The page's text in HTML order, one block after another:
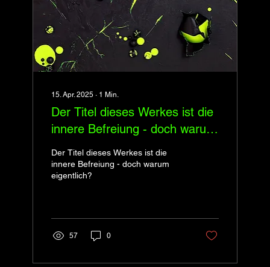
15. Apr. 2025 ∙ 1 Min.
Der Titel dieses Werkes ist die
innere Befreiung - doch warum
Der Titel dieses Werkes ist die
innere Befreiung - doch warum
eigentlich?
57 0